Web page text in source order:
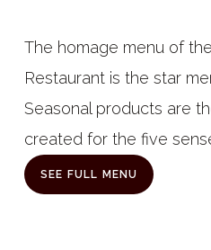
The homage menu of
Restaurant is the star
Seasonal products are
created for the five
SEE FULL MENU